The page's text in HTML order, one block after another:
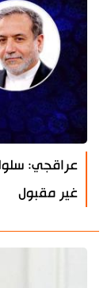
عراقجي:
غير مقبول